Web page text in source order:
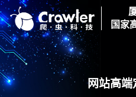
国家
网站高端